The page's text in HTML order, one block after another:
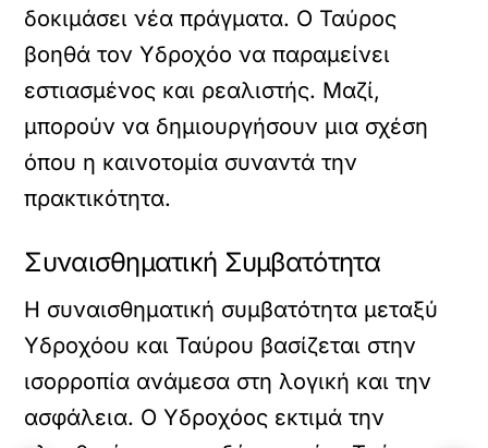
δοκιμάσει νέα πράγματα. Ο Ταύρος
βοηθά τον Υδροχόο να παραμείνει
εστιασμένος και ρεαλιστής. Μαζί,
μπορούν να δημιουργήσουν μια σχέση
όπου η καινοτομία συναντά την
πρακτικότητα.
Συναισθηματική Συμβατότητα
Η συναισθηματική συμβατότητα μεταξύ
Υδροχόου και Ταύρου βασίζεται στην
ισορροπία ανάμεσα στη λογική και την
ασφάλεια. Ο Υδροχόος εκτιμά την